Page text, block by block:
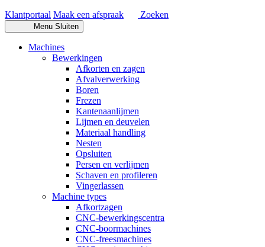
Klantportaal Maak een afspraak Zoeken
Menu Sluiten
Machines
Bewerkingen
Afkorten en zagen
Afvalverwerking
Boren
Frezen
Kantenaanlijmen
Lijmen en deuvelen
Materiaal handling
Nesten
Opsluiten
Persen en verlijmen
Schaven en profileren
Vingerlassen
Machine types
Afkortzagen
CNC-bewerkingscentra
CNC-boormachines
CNC-freesmachines